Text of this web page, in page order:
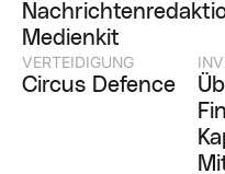
Medienkit
VERTEIDIGUNG
Circus Defence